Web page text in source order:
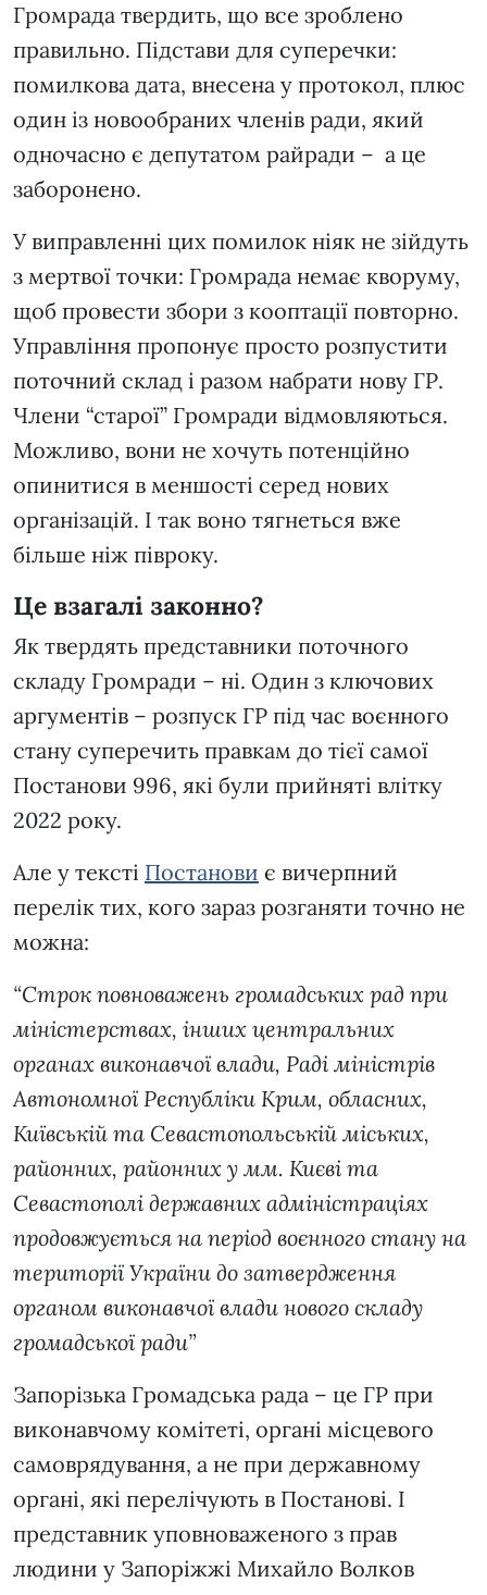
Громрада твердить, що все зроблено
правильно. Підстави для суперечки:
помилкова дата, внесена у протокол, плюс
один із новообраних членів ради, який
одночасно є депутатом райради – а це
заборонено.
У виправленні цих помилок ніяк не зійдуть
з мертвої точки: Громрада немає кворуму,
щоб провести збори з кооптації повторно.
Управління пропонує просто розпустити
поточний склад і разом набрати нову ГР.
Члени “старої” Громради відмовляються.
Можливо, вони не хочуть потенційно
опинитися в меншості серед нових
організацій. І так воно тягнеться вже
більше ніж півроку.
Це взагалі законно?
Як твердять представники поточного
складу Громради – ні. Один з ключових
аргументів – розпуск ГР під час воєнного
стану суперечить правкам до тієї самої
Постанови 996, які були прийняті влітку
2022 року.
Але у тексті Постанови є вичерпний
перелік тих, кого зараз розганяти точно не
можна:
“Строк повноважень громадських рад при
міністерствах, інших центральних
органах виконавчої влади, Раді міністрів
Автономної Республіки Крим, обласних,
Київській та Севастопольській міських,
районних, районних у мм. Києві та
Севастополі державних адміністраціях
продовжується на період воєнного стану на
території України до затвердження
органом виконавчої влади нового складу
громадської ради”
Запорізька Громадська рада – це ГР при
виконавчому комітеті, органі місцевого
самоврядування, а не при державному
органі, які перелічують в Постанові. І
представник уповноваженого з прав
людини у Запоріжжі Михайло Волков